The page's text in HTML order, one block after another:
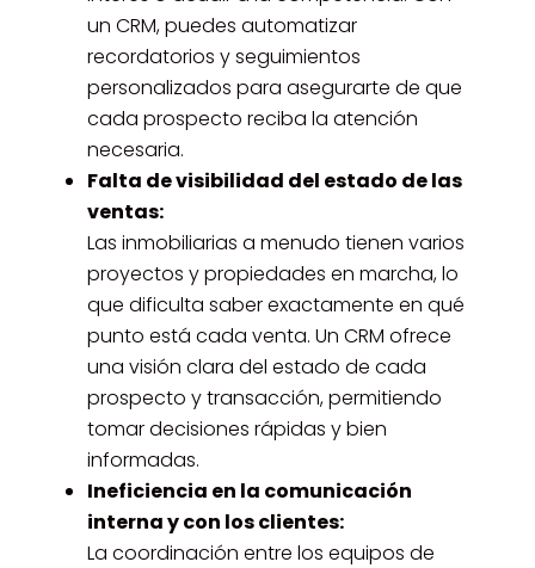
un CRM, puedes automatizar
recordatorios y seguimientos
personalizados para asegurarte de que
cada prospecto reciba la atención
necesaria.
Falta de visibilidad del estado de las
ventas:
Las inmobiliarias a menudo tienen varios
proyectos y propiedades en marcha, lo
que dificulta saber exactamente en qué
punto está cada venta. Un CRM ofrece
una visión clara del estado de cada
prospecto y transacción, permitiendo
tomar decisiones rápidas y bien
informadas.
Ineficiencia en la comunicación
interna y con los clientes:
La coordinación entre los equipos de